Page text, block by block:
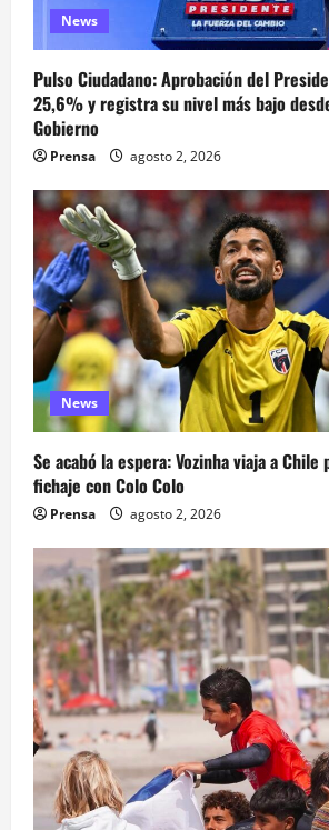
News
Pulso Ciudadano: Aprobación del
25,6% y registra su nivel más bajo
Gobierno
Prensa agosto 2, 2026
News
Se acabó la espera: Vozinha viaja a Chile
fichaje con Colo Colo
Prensa agosto 2, 2026